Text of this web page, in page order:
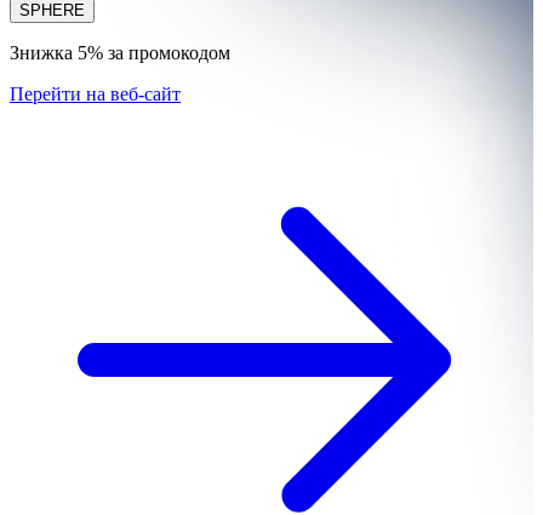
SPHERE
Знижка 5% за промокодом
Перейти на веб-сайт